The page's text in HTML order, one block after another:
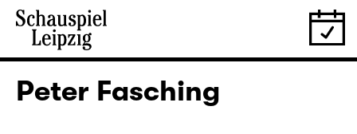
Peter Fasching